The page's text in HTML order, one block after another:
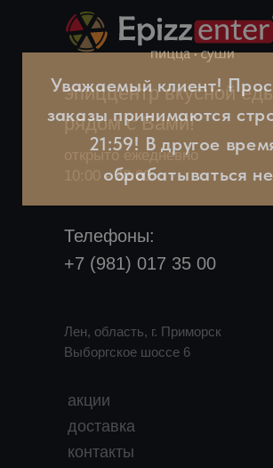
эпиццентр вкусной
рядом с Вами!
открыто ежедневно
10:00 - 22:00
акции
доставка
контакты
Телефоны:
+7 (981) 017 35 00
Лен, область, г. Приморск
Выборгское шоссе 6
Уважаемый клиент!
заказы принимаются
21:59! В другое
обрабатываться